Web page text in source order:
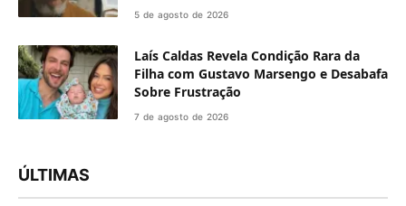
5 de agosto de 2026
Laís Caldas Revela Condição Rara da
Filha com Gustavo Marsengo e Desabafa
Sobre Frustração
7 de agosto de 2026
ÚLTIMAS